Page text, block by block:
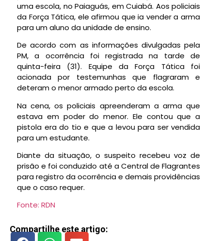
uma escola, no Paiaguás, em Cuiabá. Aos policiais
da Força Tática, ele afirmou que ia vender a arma
para um aluno da unidade de ensino.
De acordo com as informações divulgadas pela
PM, a ocorrência foi registrada na tarde de
quinta-feira (31). Equipe da Força Tática foi
acionada por testemunhas que flagraram e
deteram o menor armado perto da escola.
Na cena, os policiais apreenderam a arma que
estava em poder do menor. Ele contou que a
pistola era do tio e que a levou para ser vendida
para um estudante.
Diante da situação, o suspeito recebeu voz de
prisão e foi conduzido até a Central de Flagrantes
para registro da ocorrência e demais providências
que o caso requer.
Fonte: RDN
Compartilhe este artigo: